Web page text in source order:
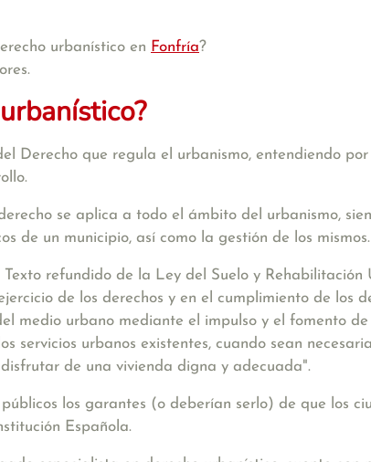
urbanístico en Fonfría?
Derecho que regula el urbanismo, entendiendo
se aplica a todo el ámbito del urbanismo,
de un municipio, así como la gestión de los mismos.
Texto refundido de la Ley del Suelo y
de los derechos y en el cumplimiento de los
medio urbano mediante el impulso y el fomento
servicios urbanos existentes, cuando sean
de una vivienda digna y adecuada".
los garantes (o deberían serlo) de que los
Española.